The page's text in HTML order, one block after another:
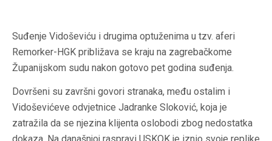
Suđenje Vidoševiću i drugima optuženima u tzv. aferi
Remorker-HGK približava se kraju na zagrebačkome
Županijskom​​ sudu nakon gotovo pet godina suđenja.
Dovršeni su završni govori stranaka, među ostalim i
Vidoševićeve odvjetnice Jadranke Sloković, koja je
zatražila da se njezina klijenta oslobodi zbog nedostatka